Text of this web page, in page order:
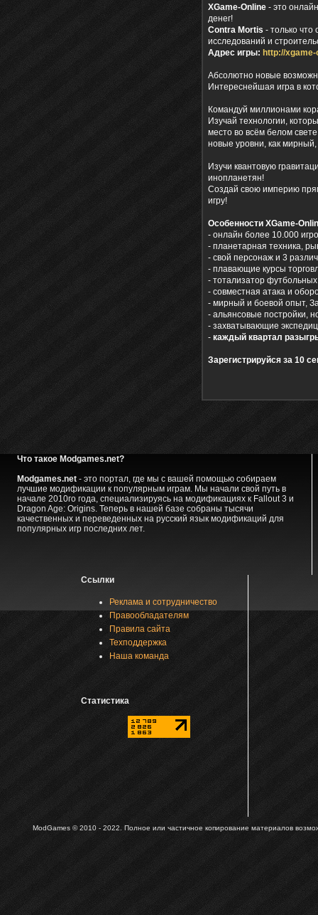
XGame-Online - это
денег!
Contra Mortis - только что
исследований и
Адрес игры: http://
Абсолютно новые
Интереснейшая игра в
Командуй миллионами
Изучай технологии,
место во всём белом
новые уровни, как
Изучи квантовую
инопланетян!
Создай свою империю
игру!
Особенности XGame-
- онлайн более 10.000
- планетарная техника,
- свой персонаж и 3
- плавающие курсы
- тотализатор
- совместная атака и
- мирный и боевой опыт,
- альянсовые постройки,
- захватывающие
- каждый квартал
Зарегистрируйся за 10
Что такое Modgames.net?
Modgames.net- это портал, где мы с вашей помощью собираем
лучшие модификации к популярным играм. Мы начали свой путь в
начале 2010го года, специализируясь на модификациях к Fallout 3 и
Dragon Age: Origins. Теперь в нашей базе собраны тысячи
качественных и переведенных на русский язык модификаций для
популярных игр последних лет.
Ссылки
Реклама и сотрудничество
Правообладателям
Правила сайта
Техподдержка
Наша команда
Статистика
ModGames © 2010 - 2022. Полное или частичное копирование материалов